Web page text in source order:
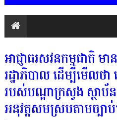
អាជ្ញាធរសវនកម្មជាតិ ម
រដ្ឋាភិបាល ដើម្បីមើលថា
របស់បណ្តាក្រសួង ស្ថាប័ន
អនុវត្តសមស្របតាមច្បាប់